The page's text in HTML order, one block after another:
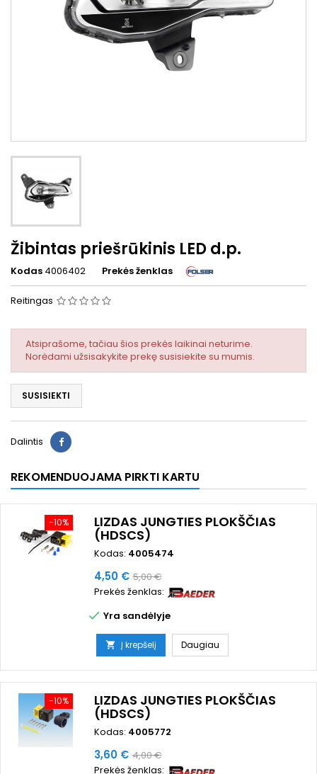
Žibintas priešrūkinis LED d.p.
Kodas 4006402 Prekės ženklas
Reitingas
Atsiprašome, tačiau šios prekės laikinai neturime.
Norėdami užsisakykite prekę susisiekite su mumis.
SUSISIEKTI
Dalintis
REKOMENDUOJAMA PIRKTI KARTU
−10% LIZDAS JUNGTIES PLOKŠČIAS
(HDSCS)
Kodas: 4005474
Kaina
4,50 € Bazinė
kaina
5,00 €
Prekės ženklas:
 Yra sandėlyje
 Į krepšelį Daugiau
−10% LIZDAS JUNGTIES PLOKŠČIAS
(HDSCS)
Kodas: 4005772
Kaina
3,60 € Bazinė
4,00 €
Prekės ženklas: